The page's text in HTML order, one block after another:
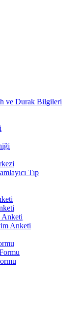
ve Durak Bilgileri
Tıp
Anketi
Anketi